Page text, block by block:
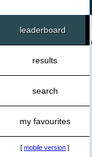
leaderboard
results
search
my favourites
[ mobile version ]